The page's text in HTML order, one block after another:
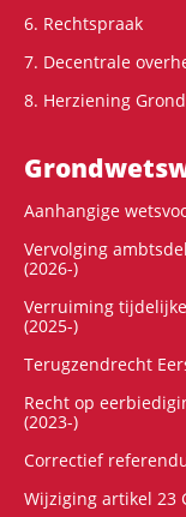
6. Rechtspraak
7. Decentrale
8. Herziening
Aanhangige
Vervolging
(2026-)
Verruiming
(2025-)
Terugzendrecht
Recht op
(2023-)
Correctief
Wijziging artikel 23